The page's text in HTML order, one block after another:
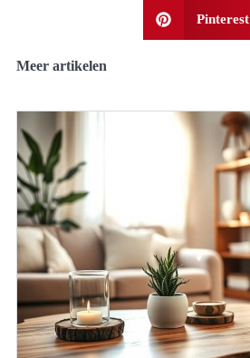
Pinterest
Meer artikelen